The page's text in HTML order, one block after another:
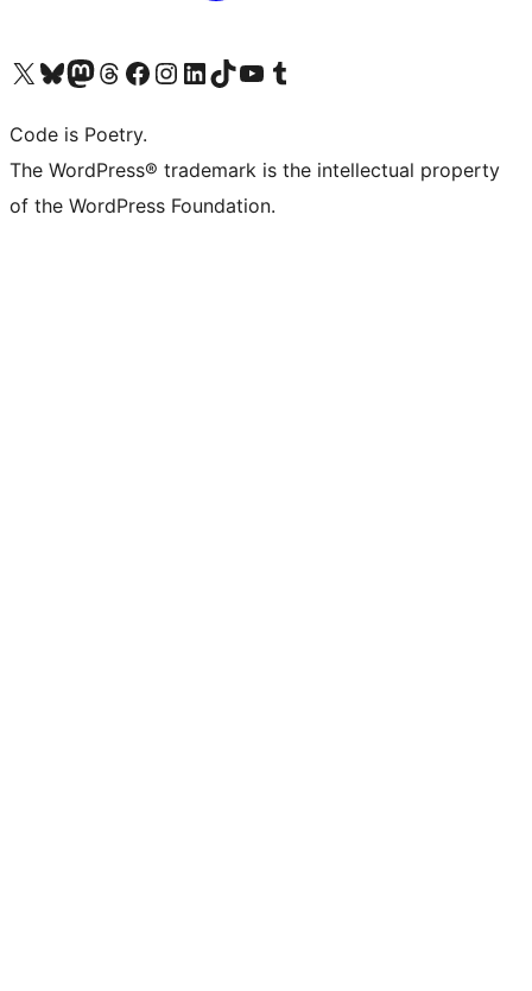
Navštivte náš účet na X (dříve Twitter)
Navštivte náš Bluesky účetNavštivte náš účet Mastodon
Navštivte náš Threads účetNavštivte naši stránku na Facebooku
Navštivte náš Instagram účetNavštivte náš LinkedIn účetNavštivte náš TikTok účetNavštivte náš YouTube kanálNavštivte náš Tumblr účet
Code is Poetry.
The WordPress® trademark is the intellectual property
of the WordPress Foundation.